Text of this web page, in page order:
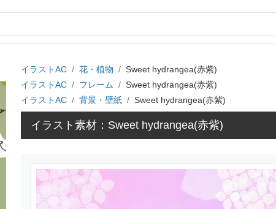
イラストAC 花・植物
Sweet hydrangea(赤紫)
イラストAC
フレーム
Sweet hydrangea(赤紫)
イラストAC
背景・壁紙 Sweet hydrangea(赤紫)
イラスト素材：Sweet hydrangea(赤紫)